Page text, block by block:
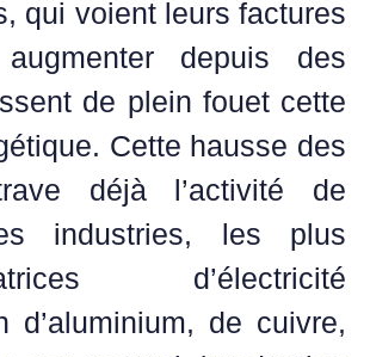
qui voient leurs factures
augmenter depuis des
de plein fouet cette
Cette hausse des
déjà l’activité de
industries, les plus
d’électricité
d’aluminium, de cuivre,